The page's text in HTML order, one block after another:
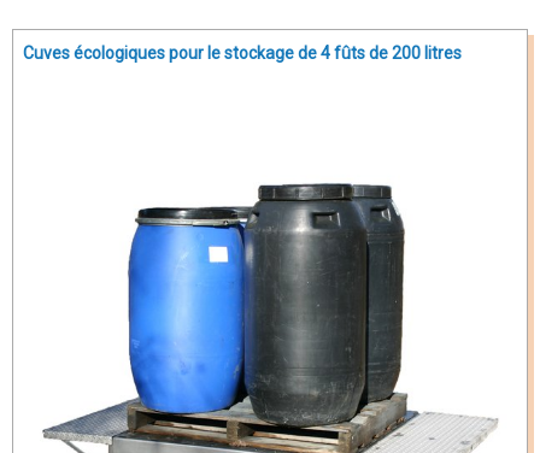
Cuves écologiques pour le stockage de 4 fûts de 200 litres